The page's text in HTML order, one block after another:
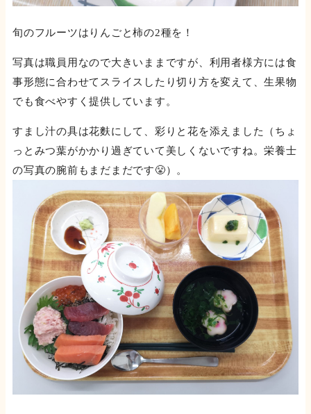
旬のフルーツはりんごと柿の2種を！
写真は職員用なので大きいままですが、利用者様方には食
事形態に合わせてスライスしたり切り方を変えて、生果物
でも食べやすく提供しています。
すまし汁の具は花麩にして、彩りと花を添えました（ちょ
っとみつ葉がかかり過ぎていて美しくないですね。栄養士
の写真の腕前もまだまだです😤）。